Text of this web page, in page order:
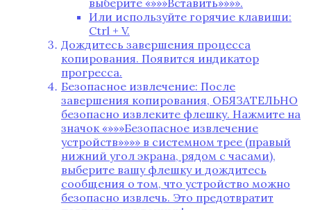
Или используйте горячие клавиши:
Ctrl + V.
Дождитесь завершения процесса
копирования. Появится индикатор
прогресса.
Безопасное извлечение: После
завершения копирования, ОБЯЗАТЕЛЬНО
безопасно извлеките флешку. Нажмите на
значок «»»»Безопасное извлечение
устройств»»»» в системном трее (правый
нижний угол экрана, рядом с часами),
выберите вашу флешку и дождитесь
сообщения о том, что устройство можно
безопасно извлечь. Это предотвратит